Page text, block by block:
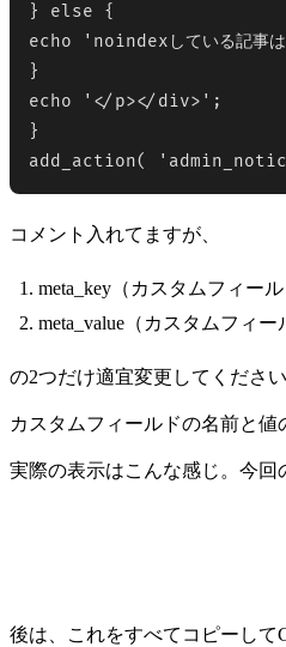
} else {
echo 'noindexしている記事
}
echo '</p></div>';
}
コメント入れてますが、
meta_key（カスタムフィール
meta_value（カスタムフィー
の2つだけ適宜変更してください
カスタムフィールドの名前と値
実際の表示はこんな感じ。今回
後は、これをすべてコピーして